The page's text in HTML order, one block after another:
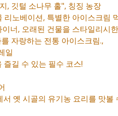
, 깃털 소나무 홀", 칭징 농장
노베이션, 특별한 아이스크림
너, 오래된 건물을 스타일리시
자랑하는 전통 아이스크림.,
일
길 수 있는 필수 코스!
옛 시골의 유기농 요리를 맛볼